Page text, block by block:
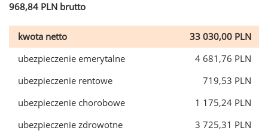
968,84 PLN brutto
kwota netto
33 030,00 PLN
ubezpieczenie emerytalne
4 681,76 PLN
ubezpieczenie rentowe
719,53 PLN
ubezpieczenie chorobowe
1 175,24 PLN
ubezpieczenie zdrowotne
3 725,31 PLN